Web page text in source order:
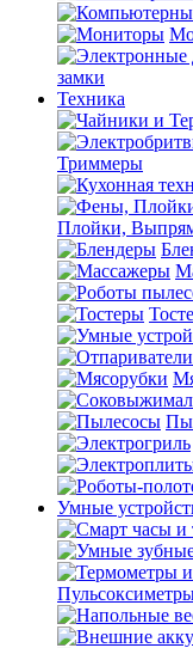
замки
Техника
Триммеры
Плойки,
Умные